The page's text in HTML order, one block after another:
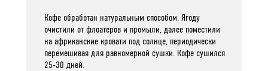
Кофе обработан натуральным способом. Ягоду
очистили от флоатеров и промыли, далее поместили
на африканские кровати под солнце, периодически
перемешивая для равномерной сушки. Кофе сушился
25-30 дней.